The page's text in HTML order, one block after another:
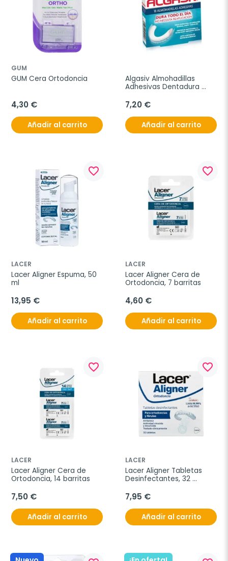
GUM
GUM Cera Ortodoncia
4,30 €
Añadir al carrito
Algasiv Almohadillas
Adhesivas Dentadura
7,20 €
Añadir al carrito
favorite_border
LACER
Lacer Aligner Espuma, 50
ml
13,95 €
Añadir al carrito
favorite_border
LACER
Lacer Aligner Cera de
Ortodoncia, 7 barritas
4,60 €
Añadir al carrito
favorite_border
LACER
Lacer Aligner Cera de
Ortodoncia, 14 barritas
7,50 €
Añadir al carrito
favorite_border
LACER
Lacer Aligner Tabletas
Desinfectantes, 32
7,95 €
Añadir al carrito